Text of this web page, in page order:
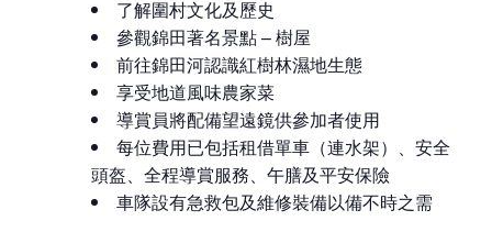
了解圍村文化及歷史
參觀錦田著名景點 – 樹屋
前往錦田河認識紅樹林濕地生態
享受地道風味農家菜
導賞員將配備望遠鏡供參加者使用
每位費用已包括租借單車（連水架）、安全
頭盔、全程導賞服務、午膳及平安保險
車隊設有急救包及維修裝備以備不時之需